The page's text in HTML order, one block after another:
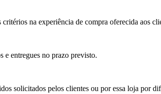
na experiência de compra oferecida aos
e entregues no prazo previsto.
solicitados pelos clientes ou por essa loja por